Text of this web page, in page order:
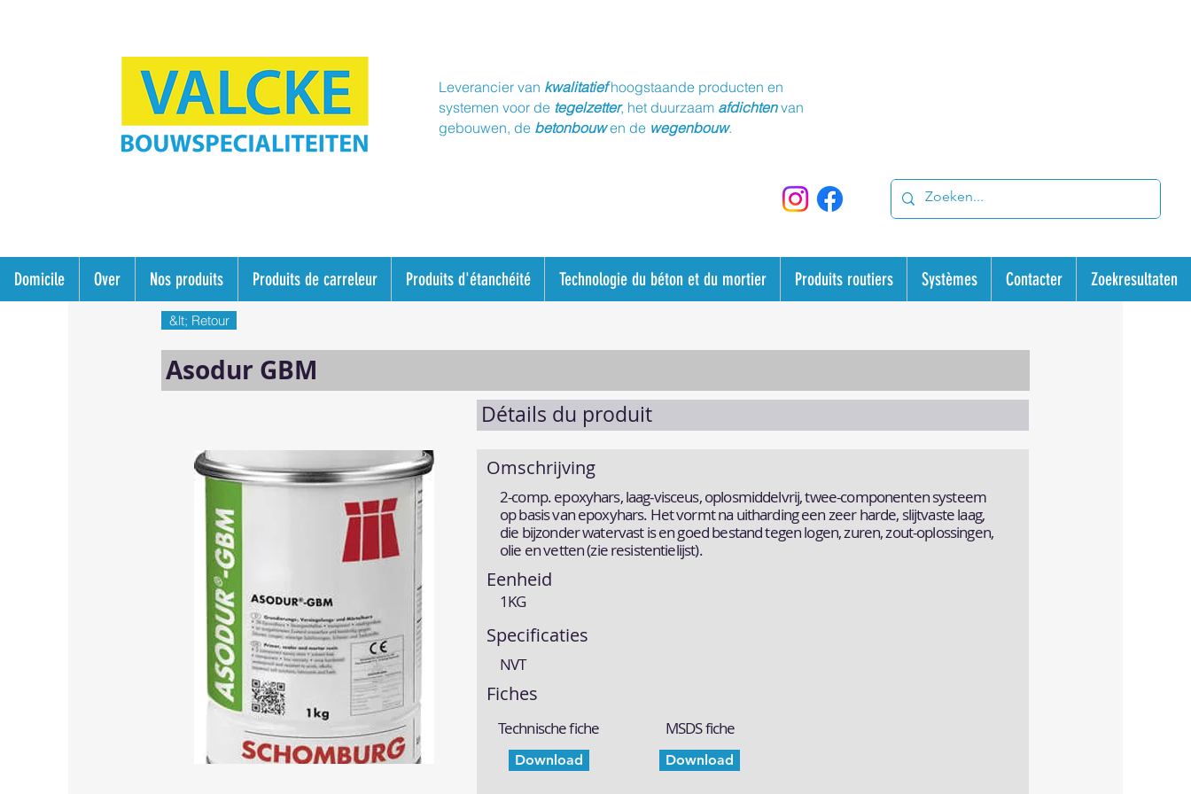
Leverancier van kwalitatiefhoogstaande producten en
systemen voor de tegelzetter, het duurzaam afdichtenvan
gebouwen, de betonbouwen de wegenbouw.
Domicile Over Nos produits Produits de carreleur Produits d'étanchéité Technologie du béton et du mortier Produits routiers Systèmes Contacter Zoekresultaten
&lt; Retour
Asodur GBM
Détails du produit
Omschrijving
2-comp. epoxyhars, laag-visceus, oplosmiddelvrij, twee-componenten systeem
op basis van epoxyhars. Het vormt na uitharding een zeer harde, slijtvaste laag,
die bijzonder watervast is en goed bestand tegen logen, zuren, zout-oplossingen,
olie en vetten (zie resistentielijst).
Eenheid
1KG
Specificaties
NVT
Fiches
Technische fiche
Download
MSDS fiche
Download